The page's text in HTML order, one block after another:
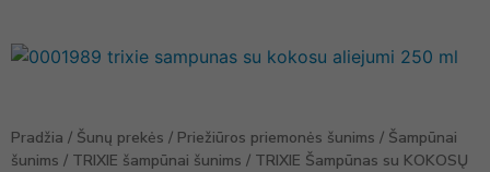
Pradžia / Šunų prekės / Priežiūros priemonės šunims / Šampūnai
šunims / TRIXIE šampūnai šunims / TRIXIE Šampūnas su KOKOSŲ